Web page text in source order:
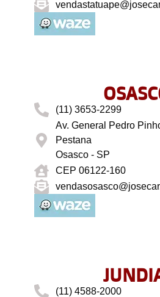
(11) 3653-2299
Av. General Pedro
Pestana
Osasco - SP
CEP 06122-160
(11) 4588-2000